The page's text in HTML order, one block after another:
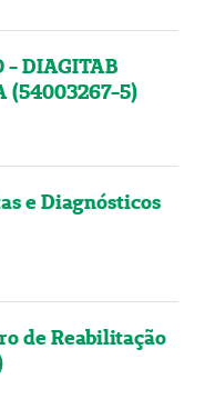
- DIAGITAB
(54003267-5)
e Diagnósticos
de Reabilitação